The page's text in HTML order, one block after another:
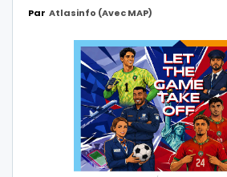
Par Atlasinfo (avec MAP)